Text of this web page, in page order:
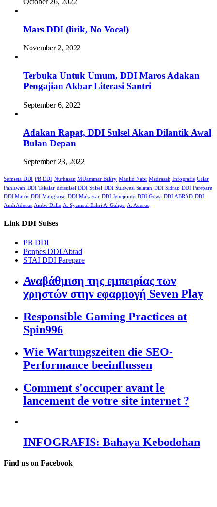
October 26, 2022
Mars DDI (lirik, No Vocal)
November 2, 2022
Terbuka Untuk Umum, DDI Maros Adakan
Pengajian Akbar Literasi Santri
September 6, 2022
Adakan Rapat, DDI Sulsel Akan Dilantik Awal
Bulan Depan
September 23, 2022
Semesta DDI PB DDI Nurhasan MUammar Bakry Maulid Nabi Madrasah Infografis Gelar
Pahlawan DDI Takalar ddisulsel DDI Sulsel DDI Sulawesi Selatan DDI Sidrap DDI Parepare
DDI Maros DDI Mangkoso DDI Makassar DDI Jeneponto DDI Gowa DDI ABRAD DDI
Andi Aderus Ambo Dalle A. Syamsul Bahri A. Galigo A. Aderus
Link DDI Sulses
PB DDI
Ponpes DDI Abrad
STAI DDI Parepare
Αναβάθμιση της εμπειρίας των
χρηστών στην εφαρμογή Seven Play
Responsible Gaming Practices at
Spin996
Wie Wartungszeiten die SEO-
Performance beeinflussen
Comment s'occuper avant le
lancement de votre site internet ?
INFOGRAFIS: Bahaya Kebodohan
Find us on Facebook